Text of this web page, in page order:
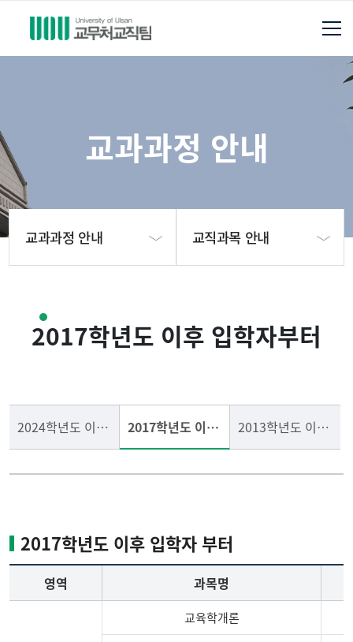
교과과정 안내
교과과정 안내
교과과정 안내
실습 및 봉사
교직과목 안내
학년도별 승인정원
교직과목 안내
교육부 고시 기본 이수 과
목 안내
2017학년도 이후 입학자부터
2024학년도 이후 입학자부터 2017학년도 이후 입학자부터 2013학년도 이후 입학자부터
2017학년도 이후 입학자 부터
영역 과목명
교육학개론